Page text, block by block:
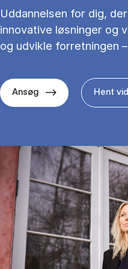
Uddannelsen for dig,
innovative løsninger og
og udvikle forretningen
Ansøg Hent